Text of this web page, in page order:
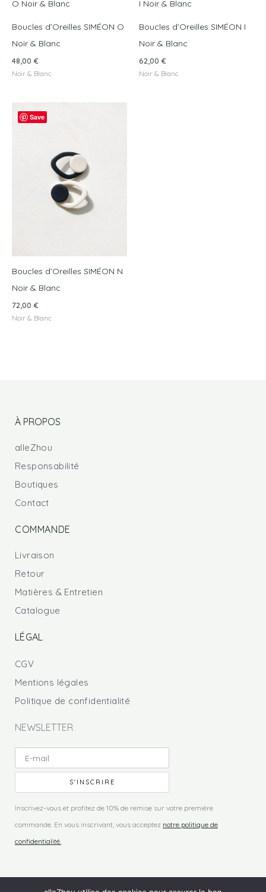
Boucles d’Oreilles SIMÉON O
Noir & Blanc
48,00 €
Noir & Blanc
Boucles d’Oreilles SIMÉON I
Noir & Blanc
62,00 €
Noir & Blanc
Save
Boucles d’Oreilles SIMÉON N
Noir & Blanc
72,00 €
Noir & Blanc
À PROPOS
alleZhou
Responsabilité
Boutiques
Contact
COMMANDE
Livraison
Retour
Matières & Entretien
Catalogue
LÉGAL
CGV
Mentions légales
Politique de confidentialité
NEWSLETTER
Inscrivez-vous et profitez de 10% de remise sur votre première
commande. En vous inscrivant, vous acceptez notre politique de
confidentialité.